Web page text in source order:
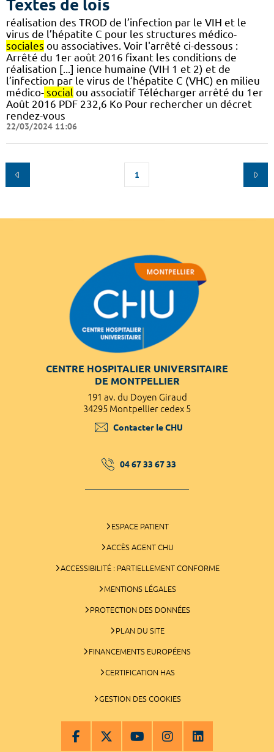
Textes de lois
réalisation des TROD de l’infection par le VIH et le
virus de l’hépatite C pour les structures médico-
sociales ou associatives. Voir l'arrêté ci-dessous :
Arrêté du 1er août 2016 fixant les conditions de
réalisation [...] ience humaine (VIH 1 et 2) et de
l’infection par le virus de l’hépatite C (VHC) en milieu
médico- social ou associatif Télécharger arrêté du 1er
Août 2016 PDF 232,6 Ko Pour rechercher un décret
rendez-vous
22/03/2024 11:06
1
CENTRE HOSPITALIER UNIVERSITAIRE
DE MONTPELLIER
191 av. du Doyen Giraud
34295 Montpellier cedex 5
Contacter le CHU
04 67 33 67 33
ESPACE PATIENT
ACCÈS AGENT CHU
ACCESSIBILITÉ : PARTIELLEMENT CONFORME
MENTIONS LÉGALES
PROTECTION DES DONNÉES
PLAN DU SITE
FINANCEMENTS EUROPÉENS
CERTIFICATION HAS
GESTION DES COOKIES